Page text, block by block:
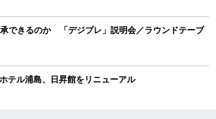
できるのか 「デジブレ」説明会／ラウンドテーブ
テル浦島、日昇館をリニューアル